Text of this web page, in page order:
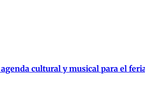
cultural y musical para el